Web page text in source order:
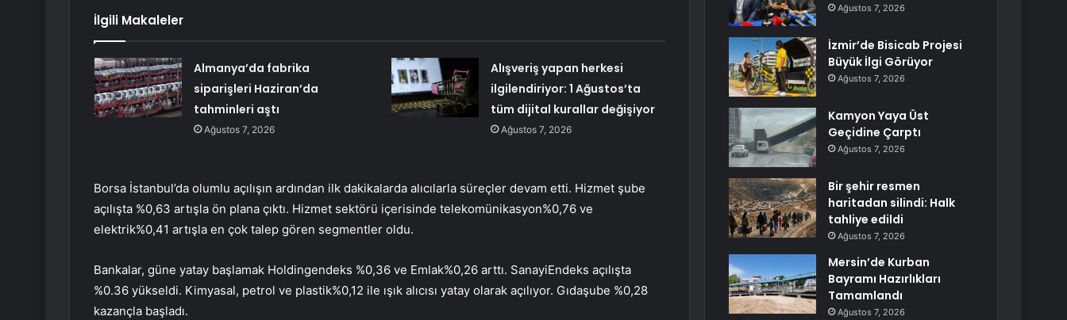
İlgili Makaleler
Almanya’da fabrika
siparişleri Haziran’da
tahminleri aştı
Ağustos 7, 2026
Alışveriş yapan herkesi
ilgilendiriyor: 1 Ağustos’ta
tüm dijital kurallar değişiyor
Ağustos 7, 2026
Borsa İstanbul’da olumlu açılışın ardından ilk dakikalarda alıcılarla süreçler devam etti. Hizmet şube
açılışta %0,63 artışla ön plana çıktı. Hizmet sektörü içerisinde telekomünikasyon%0,76 ve
elektrik%0,41 artışla en çok talep gören segmentler oldu.
Bankalar, güne yatay başlamak Holdingendeks %0,36 ve Emlak%0,26 arttı. SanayiEndeks açılışta
%0.36 yükseldi. Kimyasal, petrol ve plastik%0,12 ile ışık alıcısı yatay olarak açılıyor. Gıdaşube %0,28
kazançla başladı.
Ağustos 7, 2026
İzmir’de Bisicab Projesi
Büyük İlgi Görüyor
Ağustos 7, 2026
Kamyon Yaya Üst
Geçidine Çarptı
Ağustos 7, 2026
Bir şehir resmen
haritadan silindi: Halk
tahliye edildi
Ağustos 7, 2026
Mersin’de Kurban
Bayramı Hazırlıkları
Tamamlandı
Ağustos 7, 2026